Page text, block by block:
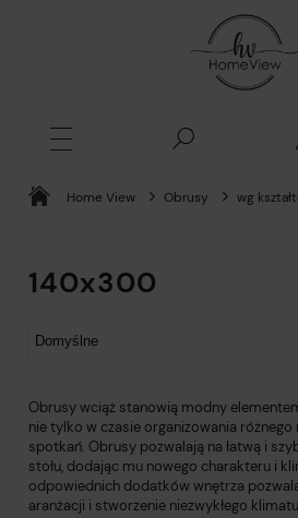
Home View Obrusy wg
140x300
Obrusy wciąż stanowią modny
nie tylko w czasie organizowania
spotkań. Obrusy pozwalają na łatwą i
stołu, dodając mu nowego charakteru i
odpowiednich dodatków wnętrza
aranżacji i stworzenie niezwykłego